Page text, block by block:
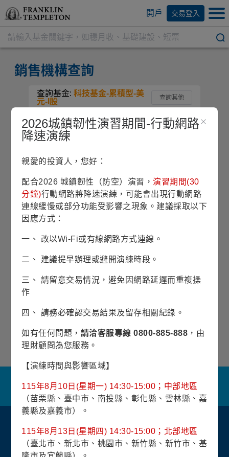
開戶 交易登入
銷售機構查詢
查詢基金: 科技基金-累積型-美
元-I股
查詢其他
基金產品
科技基金
類別
股票型
配息方式
累積型
計價幣別
美元
股份級別
*資料僅供參考，如有異動，以銀行規定辦法辦
理。
關於我們 隱私權保護政策
金融友善服務
防制洗錢及客戶審查常見問答集
網站導覽 聯絡我們
2026城鎮韌性演習期間-行動網路
降速演練
親愛的投資人，您好：
配合2026 城鎮韌性（防空）演習，演習期間(30
分鐘)行動網路將降速演練，可能會出現行動網路
連線緩慢或部分功能受影響之現象。建議採取以下
因應方式：
一、 改以Wi-Fi或有線網路方式連線。
二、 建議提早辦理或避開演練時段。
三、 請留意交易情況，避免因網路延遲而重複操
作
四、 請務必確認交易結果及留存相關紀錄。
如有任何問題， 請洽客服專線 0800-885-888 ，由
理財顧問為您服務。
【演練時間與影響區域】
115年8月10日(星期一) 14:30-15:00；中部地區
（苗栗縣、臺中市、南投縣、彰化縣、雲林縣、嘉
義縣及嘉義市）。
115年8月13日(星期四) 14:30-15:00；北部地區
（臺北市、新北市、桃園市、新竹縣、新竹市、基